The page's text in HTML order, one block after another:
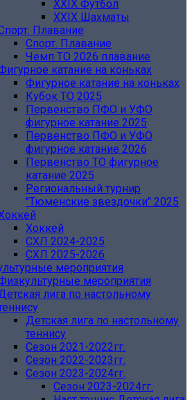
XXIX Футбол
XXIX Шахматы
Плавание
Спорт. Плавание
Чемп ТО 2026 плавание
катание на коньках
Фигурное катание на коньках
Кубок ТО 2025
Первенство ПФО и УФО
фигурное катание 2025
Первенство ПФО и УФО
фигурное катание 2026
Первенство ТО фигурное
катание 2025
Региональный турнир
"Тюменские звездочки" 2025
Хоккей
СХЛ 2024-2025
СХЛ 2025-2026
мероприятия
мероприятия
лига по настольному
Детская лига по настольному
теннису
Сезон 2021-2022гг.
Сезон 2022-2023гг.
Сезон 2023-2024гг.
Сезон 2023-2024гг.